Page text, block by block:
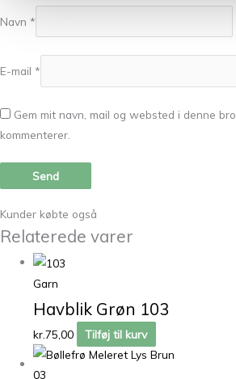
Navn *
E-mail *
Gem mit navn, mail og websted i denne
kommenterer.
Kunder købte også
Relaterede varer
Garn
Havblik Grøn 103
kr.75,00 Tilføj til kurv